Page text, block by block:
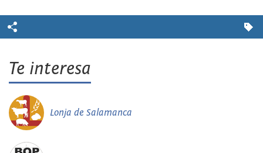
Te interesa
Lonja de Salamanca